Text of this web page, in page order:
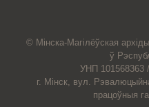
© Мiнска-Магiлёўская
ў
УНП 101568363 /
г. Мінск, вул.
працоўныя